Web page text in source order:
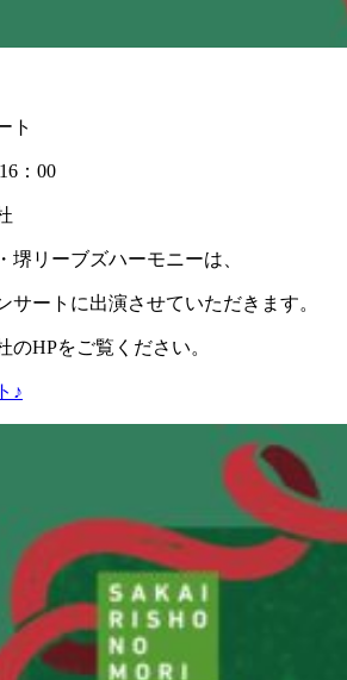
ト
：00
堺リーブズハーモニーは、
サートに出演させていただきます。
HPをご覧ください。
♪